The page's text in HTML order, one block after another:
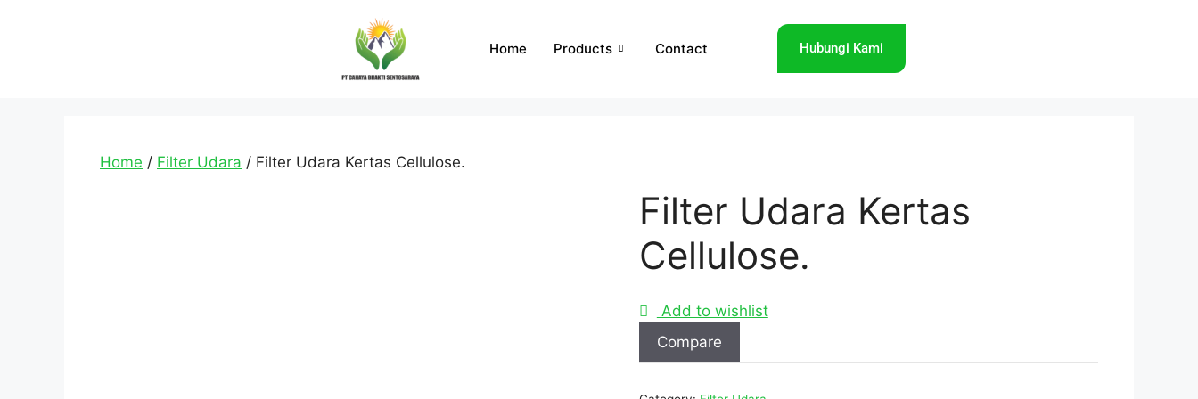
Home Products Contact Hubungi Kami
Home / Filter Udara / Filter Udara Kertas Cellulose.
Filter Udara Kertas
Cellulose.
Add to wishlist
Compare